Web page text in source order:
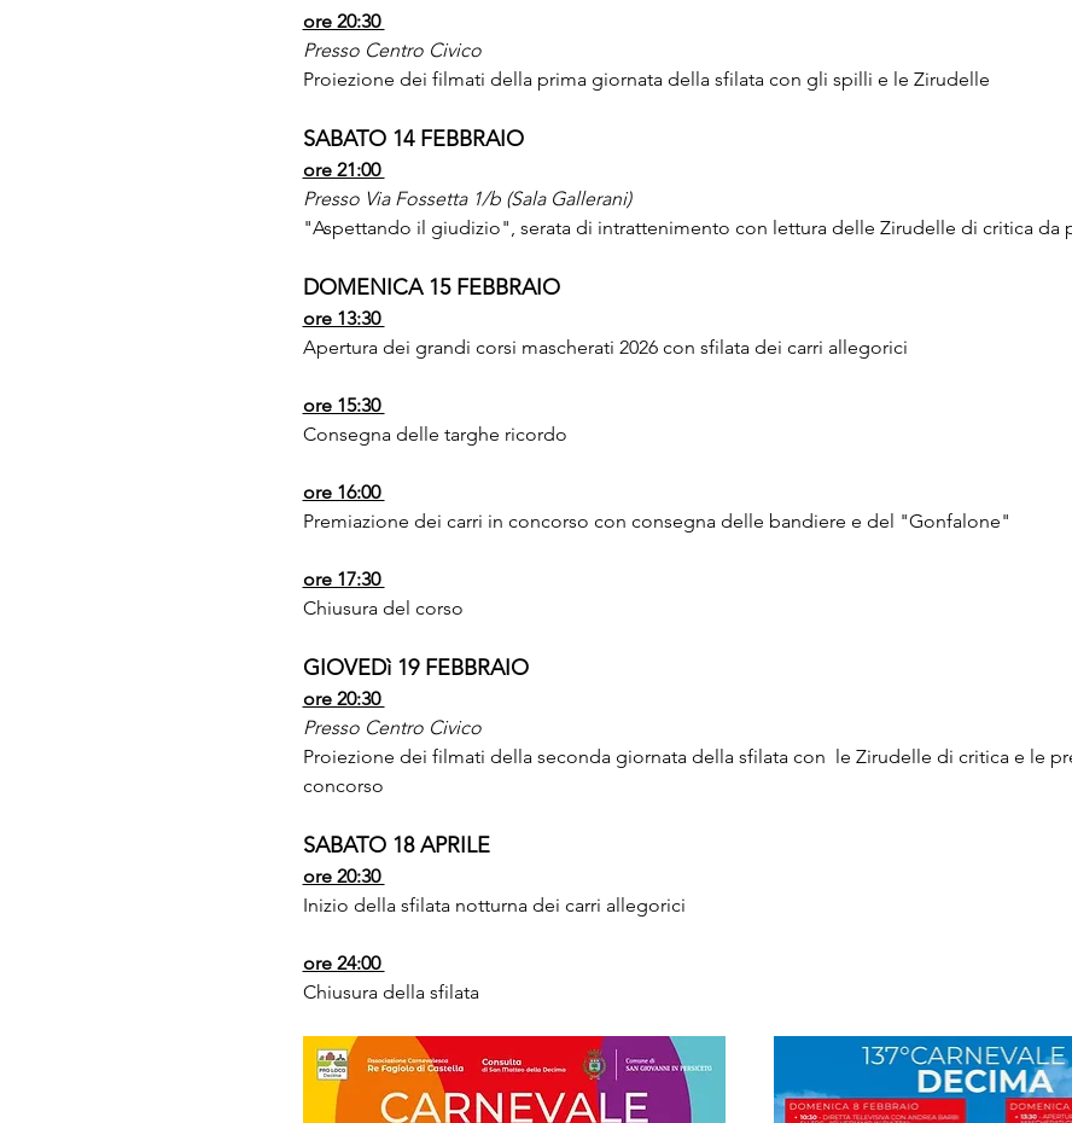
ore 20:30
Presso Centro Civico
Proiezione dei filmati della prima giornata della sfilata con gli spilli e le Zirudelle
SABATO 14 FEBBRAIO
ore 21:00
Presso Via Fossetta 1/b (Sala Gallerani)
"Aspettando il giudizio", serata di intrattenimento con lettura delle Zirudelle di critica da
DOMENICA 15 FEBBRAIO
ore 13:30
Apertura dei grandi corsi mascherati 2026 con sfilata dei carri allegorici
ore 15:30
Consegna delle targhe ricordo
ore 16:00
Premiazione dei carri in concorso con consegna delle bandiere e del "Gonfalone"
ore 17:30
Chiusura del corso
GIOVEDì 19 FEBBRAIO
ore 20:30
Presso Centro Civico
Proiezione dei filmati della seconda giornata della sfilata con  le Zirudelle di critica e le
concorso
SABATO 18 APRILE
ore 20:30
Inizio della sfilata notturna dei carri allegorici
ore 24:00
Chiusura della sfilata